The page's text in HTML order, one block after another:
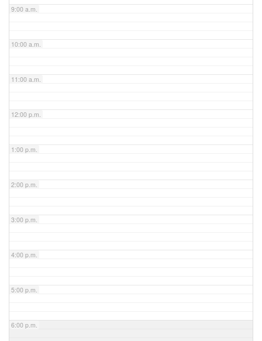
9:00 a.m.
10:00 a.m.
11:00 a.m.
12:00 p.m.
1:00 p.m.
2:00 p.m.
3:00 p.m.
4:00 p.m.
5:00 p.m.
6:00 p.m.